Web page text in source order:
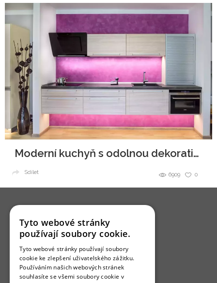
Moderní kuchyň s odolnou dekorativní stěrkou.
0
6909
Sdílet
Bydlo programy
Jak se zapojit?
Tyto webové stránky
používají soubory cookie.
Tyto webové stránky používají soubory
cookie ke zlepšení uživatelského zážitku.
Používáním našich webových stránek
souhlasíte se všemi soubory cookie v